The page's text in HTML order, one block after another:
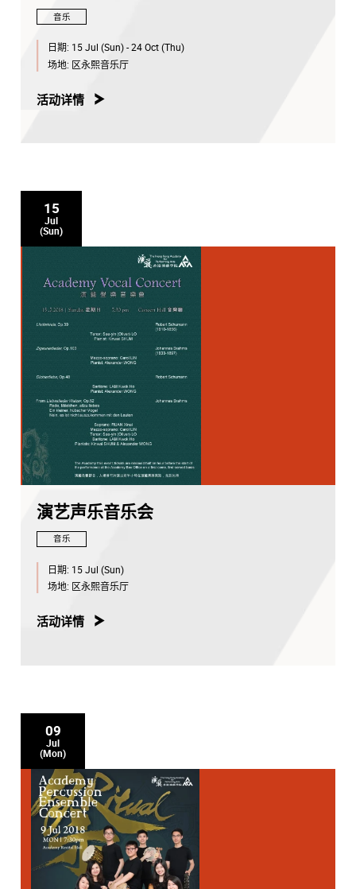
音乐
日期: 15 Jul (Sun) - 24 Oct (Thu)
场地: 区永熙音乐厅
活动详情
15
Jul
(Sun)
演艺声乐音乐会
音乐
日期: 15 Jul (Sun)
场地: 区永熙音乐厅
活动详情
09
Jul
(Mon)